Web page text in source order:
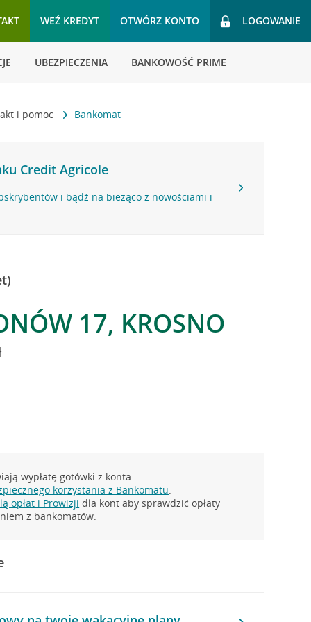
WEŹ KREDYT OTWÓRZ KONTO LOGOWANIE
UBEZPIECZENIA BANKOWOŚĆ PRIME
i pomoc Bankomat
Credit Agricole
i bądź na bieżąco z nowościami i
17, KROSNO
wypłatę gotówki z konta.
korzystania z Bankomatu.
opłat i Prowizji dla kont aby sprawdzić opłaty
z bankomatów.